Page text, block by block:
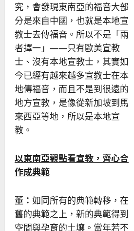
究，會發現東南亞的福音大部
分是來自中國，也就是本地宣
教士去傳福音。所以不是「兩
者擇一」——只有歐美宣教
士、沒有本地宣教士，其實如
今已經有越來越多宣教士在本
地傳福音，而且不是到很遠的
地方宣教，是像從新加坡到馬
來西亞等地，所以是本地宣
教。
以東南亞觀點看宣教，齊心合
作成典範
董： 如同所有的典範轉移，在
舊的典範之上，新的典範得到
空間與孕育的土壤。當年若不